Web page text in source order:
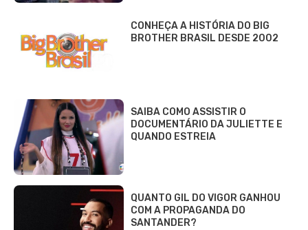
CONHEÇA A HISTÓRIA DO BIG
BROTHER BRASIL DESDE 2002
SAIBA COMO ASSISTIR O
DOCUMENTÁRIO DA JULIETTE E
QUANDO ESTREIA
QUANTO GIL DO VIGOR GANHOU
COM A PROPAGANDA DO
SANTANDER?